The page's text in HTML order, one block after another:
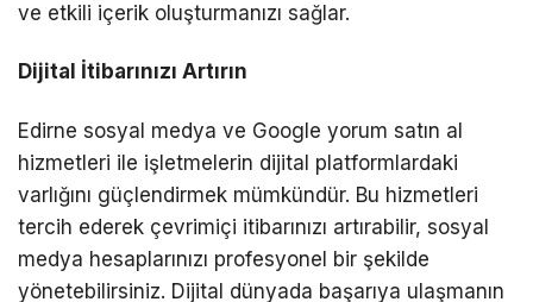
ve etkili içerik oluşturmanızı sağlar.
Dijital İtibarınızı Artırın
Edirne sosyal medya ve Google yorum satın al
hizmetleri ile işletmelerin dijital platformlardaki
varlığını güçlendirmek mümkündür. Bu hizmetleri
tercih ederek çevrimiçi itibarınızı artırabilir, sosyal
medya hesaplarınızı profesyonel bir şekilde
yönetebilirsiniz. Dijital dünyada başarıya ulaşmanın